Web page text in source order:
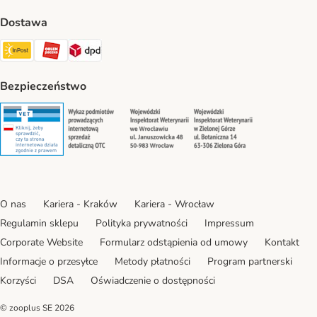
Dostawa
Paczkomat® Shipping Method
ORLEN Paczka Shipping Method
DPD Shipping Method
Bezpieczeństwo
Security Security Security
O nas Kariera - Kraków
Kariera - Wrocław
Regulamin sklepu
Polityka prywatności
Impressum
Corporate Website
Formularz odstąpienia od umowy
Kontakt
Informacje o przesyłce
Metody płatności
Program partnerski
Korzyści
DSA Oświadczenie o dostępności
© zooplus SE 2026